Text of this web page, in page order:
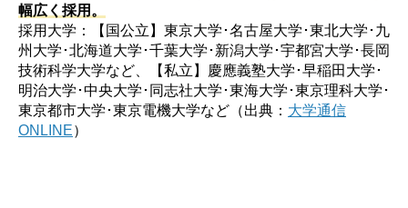
幅広く採用。
採用大学：【国公立】東京大学･名古屋大学･東北大学･九
州大学･北海道大学･千葉大学･新潟大学･宇都宮大学･長岡
技術科学大学など、【私立】慶應義塾大学･早稲田大学･
明治大学･中央大学･同志社大学･東海大学･東京理科大学･
東京都市大学･東京電機大学など（出典： 大学通信
ONLINE）